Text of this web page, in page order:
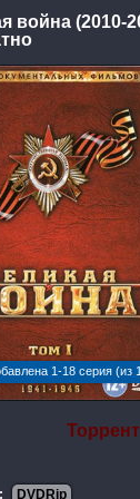
война (2010-
1-18 серия (из
DVDRip